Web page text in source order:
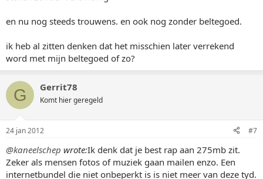
en nu nog steeds trouwens. en ook nog zonder beltegoed.
ik heb al zitten denken dat het misschien later verrekend
word met mijn beltegoed of zo?
G Gerrit78
Komt hier geregeld
24 jan 2012 #7
@kaneelschep wrote:Ik denk dat je best rap aan 275mb zit.
Zeker als mensen fotos of muziek gaan mailen enzo. Een
internetbundel die niet onbeperkt is is niet meer van deze tyd.